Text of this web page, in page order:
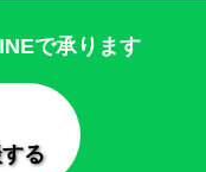
で承ります
る